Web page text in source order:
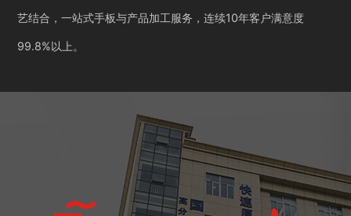
艺结合，一站式手板与产品加工服务，连续10年客户满意度
99.8%以上。